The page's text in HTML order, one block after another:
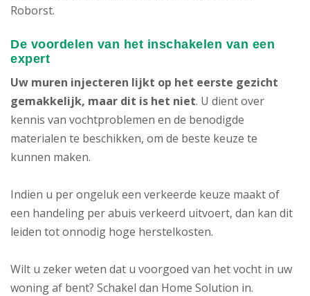
Roborst.
De voordelen van het inschakelen van een
expert
Uw muren injecteren lijkt op het eerste gezicht
gemakkelijk, maar dit is het niet. U dient over
kennis van vochtproblemen en de benodigde
materialen te beschikken, om de beste keuze te
kunnen maken.
Indien u per ongeluk een verkeerde keuze maakt of
een handeling per abuis verkeerd uitvoert, dan kan dit
leiden tot onnodig hoge herstelkosten.
Wilt u zeker weten dat u voorgoed van het vocht in uw
woning af bent? Schakel dan Home Solution in.